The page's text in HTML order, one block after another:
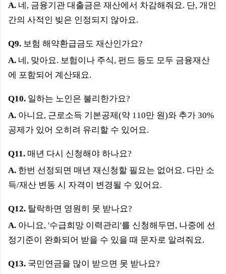
A. 네, 금융기관 대출금은 재산에서 차감해줘요. 단, 개인
간의 사적인 빚은 인정되지 않아요.
Q9. 보험 해약환급금도 재산인가요?
A. 네, 맞아요. 보험이나 주식, 펀드 등도 모두 금융재산
에 포함되어 계산돼요.
Q10. 일하는 노인은 불리한가요?
A. 아니요, 근로소득 기본공제(약 110만 원)와 추가 30%
공제가 있어 오히려 유리할 수 있어요.
Q11. 매년 다시 신청해야 하나요?
A. 한번 선정되면 매년 재신청할 필요는 없어요. 다만 소
득/재산 변동 시 자격이 변경될 수 있어요.
Q12. 탈락하면 영원히 못 받나요?
A. 아니요, '수급희망 이력관리'를 신청해두면, 나중에 선
정기준이 완화되어 받을 수 있을 때 문자로 알려줘요.
Q13. 국민연금을 많이 받으면 못 받나요?